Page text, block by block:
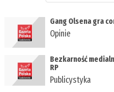
Gang Olsena gra
Opinie
Bezkarność
RP
Publicystyka